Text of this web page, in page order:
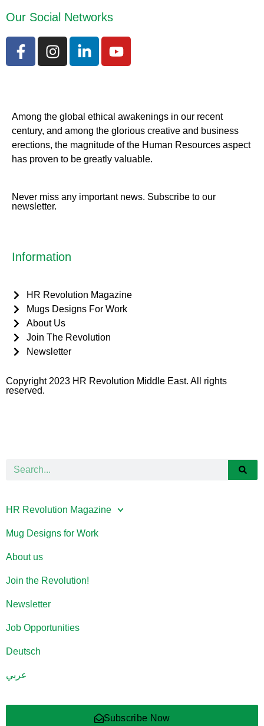
Our Social Networks
Among the global ethical awakenings in our recent
century, and among the glorious creative and business
erections, the magnitude of the Human Resources aspect
has proven to be greatly valuable.
Never miss any important news. Subscribe to our
newsletter.
Information
HR Revolution Magazine
Mugs Designs For Work
About Us
Join The Revolution
Newsletter
Copyright 2023 HR Revolution Middle East. All rights
reserved.
HR Revolution Magazine
Mug Designs for Work
About us
Join the Revolution!
Newsletter
Job Opportunities
Deutsch
عربي
Subscribe Now